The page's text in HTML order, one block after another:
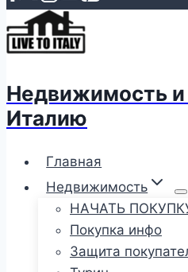
Недвижимость
Италию
Главная
Недвижимость
НАЧАТЬ
Покупка инфо
Защита